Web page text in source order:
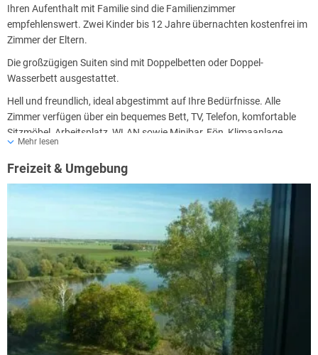
Ihren Aufenthalt mit Familie sind die Familienzimmer
empfehlenswert. Zwei Kinder bis 12 Jahre übernachten kostenfrei im
Zimmer der Eltern.
Die großzügigen Suiten sind mit Doppelbetten oder Doppel-
Wasserbett ausgestattet.
Hell und freundlich, ideal abgestimmt auf Ihre Bedürfnisse. Alle
Zimmer verfügen über ein bequemes Bett, TV, Telefon, komfortable
Sitzmöbel, Arbeitsplatz, WLAN sowie Minibar, Fön, Klimaanlage,
automatisches Sonnenblendensystem.
Mehr lesen
Freizeit & Umgebung